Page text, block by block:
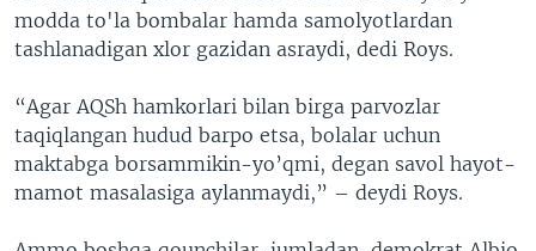
modda to'la bombalar hamda samolyotlardan
tashlanadigan xlor gazidan asraydi, dedi Roys.
“Agar AQSh hamkorlari bilan birga parvozlar
taqiqlangan hudud barpo etsa, bolalar uchun
maktabga borsammikin-yo’qmi, degan savol hayot-
mamot masalasiga aylanmaydi,” – deydi Roys.